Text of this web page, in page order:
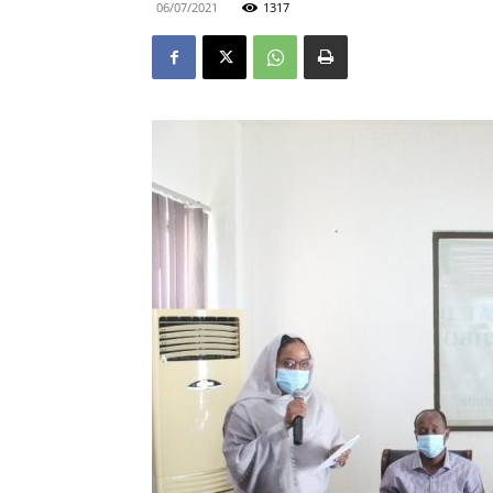
06/07/2021 1317